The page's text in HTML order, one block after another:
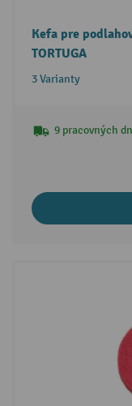
Kefa pre
TORTUGA
3 Varianty
9 pracovných